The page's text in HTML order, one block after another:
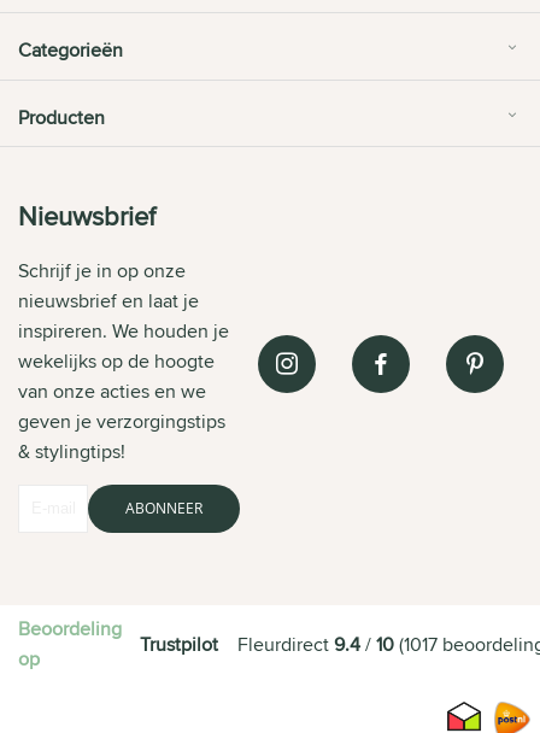
Categorieën
Producten
Nieuwsbrief
Schrijf je in op onze
nieuwsbrief en laat je
inspireren. We houden je
wekelijks op de hoogte
van onze acties en we
geven je verzorgingstips
& stylingtips!
ABONNEER
Beoordeling
op
Trustpilot Fleurdirect9.4/10(1017